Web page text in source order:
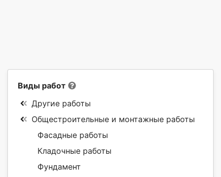
Виды работ
Другие работы
Общестроительные и монтажные работы
Фасадные работы
Кладочные работы
Фундамент